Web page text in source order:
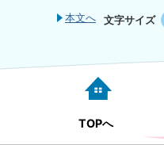
本文へ 文字サイズ
TOPへ